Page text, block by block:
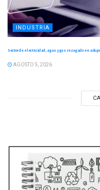
INDUSTRIA
Sector de electricidad, agua y gas rezagado en
AGOSTO 5, 2026